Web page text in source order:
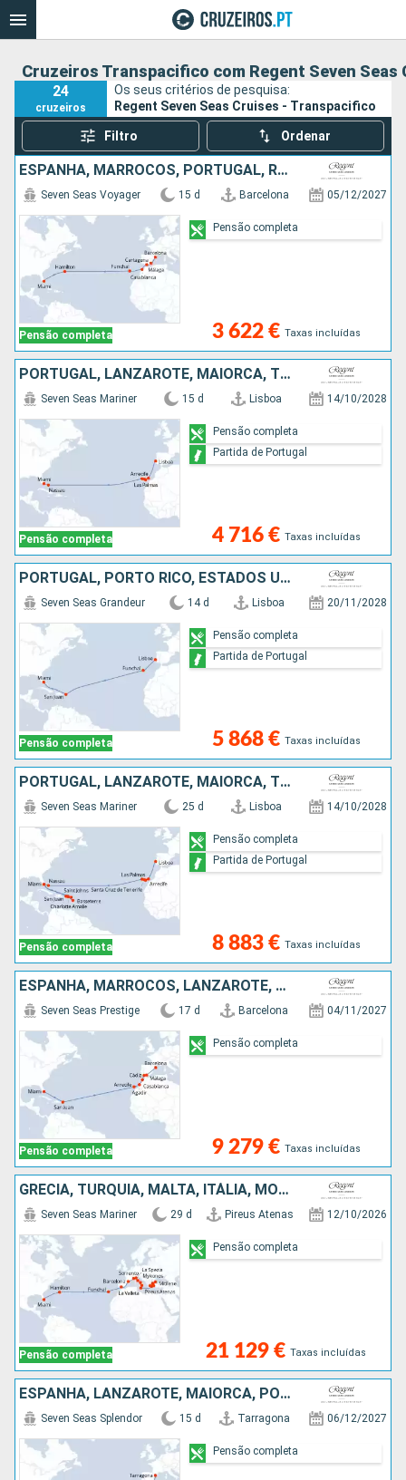
Cruzeiros Transpacifico com Regent Seven Seas
24
cruzeiros
Os seus critérios de pesquisa:
Regent Seven Seas Cruises - Transpacifico
Filtro Ordenar
ESPANHA, MARROCOS, PORTUGAL, REINO UNIDO, ESTADOS UNIDOS
Pensão completa
Seven Seas Voyager 15 d Barcelona 05/12/2027
3 622 € Taxas incluídas
Pensão completa
PORTUGAL, LANZAROTE, MAIORCA, TENERIFE, BAHAMAS, ESTADOS UNIDOS
Pensão completa
Seven Seas Mariner 15 d Lisboa 14/10/2028
4 716 € Taxas incluídas
Pensão completa
Partida de Portugal
PORTUGAL, PORTO RICO, ESTADOS UNIDOS
Pensão completa
Seven Seas Grandeur 14 d Lisboa 20/11/2028
5 868 € Taxas incluídas
Pensão completa
Partida de Portugal
PORTUGAL, LANZAROTE, MAIORCA, TENERIFE, BAHAMAS, PORTO RICO, GUADALUPE, ESTADOS UNIDOS, FRANÇA
Pensão completa
Seven Seas Mariner 25 d Lisboa 14/10/2028
8 883 € Taxas incluídas
Pensão completa
Partida de Portugal
ESPANHA, MARROCOS, LANZAROTE, PORTO RICO, ESTADOS UNIDOS
Pensão completa
Seven Seas Prestige 17 d Barcelona 04/11/2027
9 279 € Taxas incluídas
Pensão completa
GRÉCIA, TURQUIA, MALTA, ITÁLIA, MÔNACO, ESPANHA, PORTUGAL, REINO UNIDO, ESTADOS UNIDOS
Pensão completa
Seven Seas Mariner 29 d Pireus Atenas 12/10/2026
21 129 € Taxas incluídas
Pensão completa
ESPANHA, LANZAROTE, MAIORCA, PORTO RICO, ESTADOS UNIDOS
Seven Seas Splendor 15 d Tarragona 06/12/2027
Pensão completa